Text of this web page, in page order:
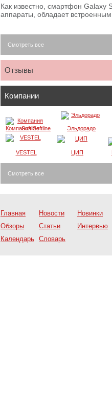
Как известно, смартфон Galaxy
аппараты, обладает
Смотреть все
Отзывы
Компании
Компания Softline Эльдорадо
VESTEL ЦИП
Смотреть все
Главная Новости
Новинки
Обзоры
Статьи
Интервью
Календарь Словарь